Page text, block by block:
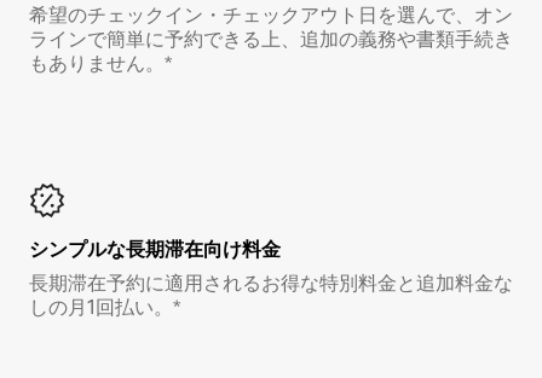
希望のチェックイン・チェックアウト日を選んで、オン
ラインで簡単に予約できる上、追加の義務や書類手続き
もありません。*
シンプルな長期滞在向け料金
長期滞在予約に適用されるお得な特別料金と追加料金な
しの月1回払い。*